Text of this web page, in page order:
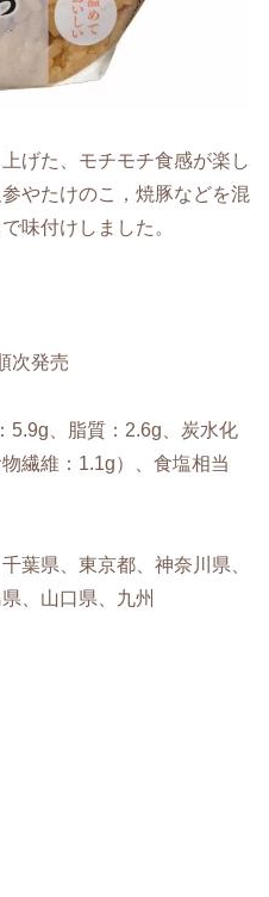
げた、モチモチ食感が楽し
やたけのこ，焼豚などを混
味付けしました。
次発売
5.9g、脂質：2.6g、炭水化
繊維：1.1g）、食塩相当
葉県、東京都、神奈川県、
、山口県、九州